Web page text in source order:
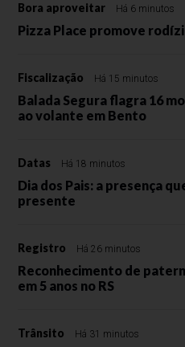
Bora aproveitar Há 6 minutos
Pizza Place promove
Fiscalização Há 15 minutos
Balada Segura flagra 16
ao volante em Bento
Datas Há 18 minutos
Dia dos Pais: a presença
presente
Registro Há 26 minutos
Reconhecimento de
em 5 anos no RS
Trânsito Há 31 minutos